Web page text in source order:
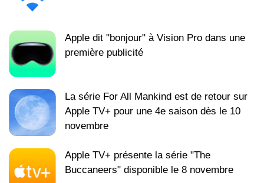
Apple dit "bonjour" à Vision Pro dans une
première publicité
La série For All Mankind est de retour sur
Apple TV+ pour une 4e saison dès le 10
novembre
Apple TV+ présente la série "The
Buccaneers" disponible le 8 novembre